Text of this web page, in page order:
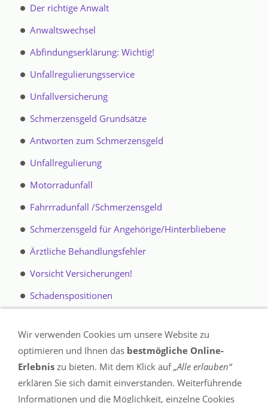
Schmerzensgeldexperten jetzt aufnehmen.
Bitte hier klicken!
Nutzen Sie jetzt die kostenlose Erstberatung
durch unseren Schmerzensgeldexperten,
damit es weitergeht! Erfahren Sie jetzt mehr!
Kontakt zum Schmerzensgeldexperten jetzt
aufnehmen. Bitte hier klicken!
Der richtige Anwalt
Anwaltswechsel
Abfindungserklärung: Wichtig!
Unfallregulierungsservice
Unfallversicherung
Schmerzensgeld Grundsätze
Antworten zum Schmerzensgeld
Unfallregulierung
Motorradunfall
Fahrrradunfall /Schmerzensgeld
Schmerzensgeld für Angehörige/Hinterbliebene
Ärztliche Behandlungsfehler
Vorsicht Versicherungen!
Schadenspositionen
Verdienstausfallschaden
Haushaltsführungsschaden
Grundzüge Unfallregulierung
Wir verwenden Cookies um unsere Website zu
optimieren und Ihnen das bestmögliche Online-
Erlebnis zu bieten. Mit dem Klick auf„Alle erlauben“
erklären Sie sich damit einverstanden. Weiterführende
Informationen und die Möglichkeit, einzelne Cookies